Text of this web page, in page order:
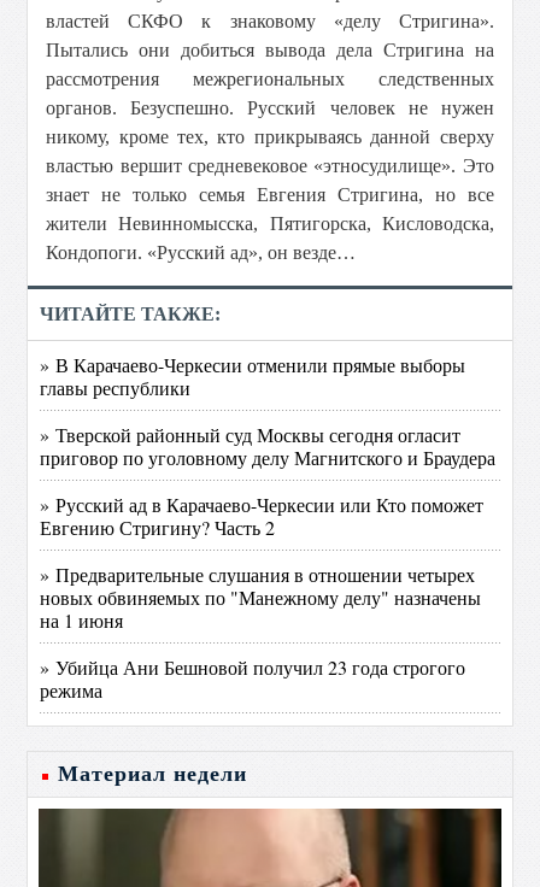
властей СКФО к знаковому «делу Стригина».
Пытались они добиться вывода дела Стригина на
рассмотрения межрегиональных следственных
органов. Безуспешно. Русский человек не нужен
никому, кроме тех, кто прикрываясь данной сверху
властью вершит средневековое «этносудилище». Это
знает не только семья Евгения Стригина, но все
жители Невинномысска, Пятигорска, Кисловодска,
Кондопоги. «Русский ад», он везде…
ЧИТАЙТЕ ТАКЖЕ:
» В Карачаево-Черкесии отменили прямые выборы
главы республики
» Тверской районный суд Москвы сегодня огласит
приговор по уголовному делу Магнитского и Браудера
» Русский ад в Карачаево-Черкесии или Кто поможет
Евгению Стригину? Часть 2
» Предварительные слушания в отношении четырех
новых обвиняемых по "Манежному делу" назначены
на 1 июня
» Убийца Ани Бешновой получил 23 года строгого
режима
Материал недели